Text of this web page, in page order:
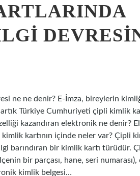
ne ne denir? E-İmza, bireylerin
Türkiye Cumhuriyeti çipli kimlik
kazandıran elektronik ne denir?
kimlik kartının içinde neler var? Çipli
barındıran bir kimlik kartı türüdür.
bir parçası, hane, seri
kimlik belgesi…